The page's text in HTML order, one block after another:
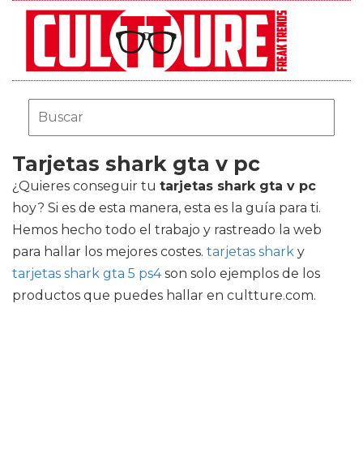
Tarjetas shark gta v pc
¿Quieres conseguir tu tarjetas shark gta v pc
hoy? Si es de esta manera, esta es la guía para ti.
Hemos hecho todo el trabajo y rastreado la web
para hallar los mejores costes. tarjetas shark y
tarjetas shark gta 5 ps4son solo ejemplos de los
productos que puedes hallar en cultture.com.